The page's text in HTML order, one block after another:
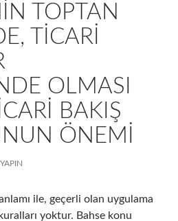
TOPTAN
TICARI
OLMASI
BAKIŞ
ÖNEMI
ile, geçerli olan uygulama
yoktur. Bahse konu